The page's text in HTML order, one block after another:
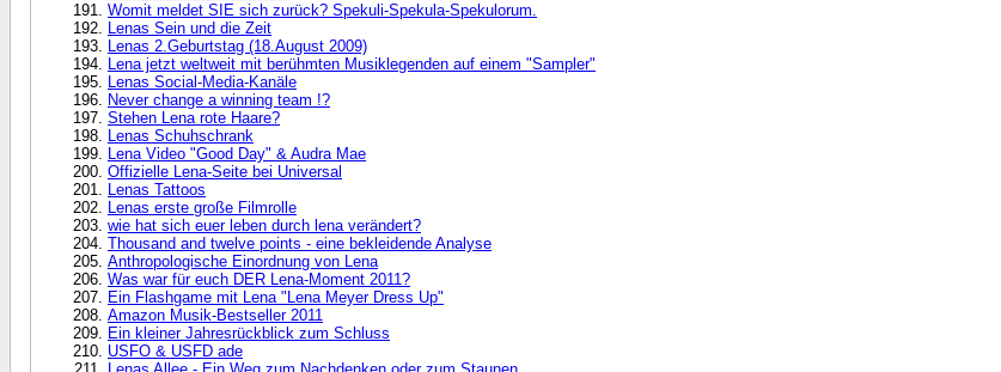
Womit meldet SIE sich zurück? Spekuli-Spekula-Spekulorum.
Lenas Sein und die Zeit
Lenas 2.Geburtstag (18.August 2009)
Lena jetzt weltweit mit berühmten Musiklegenden auf einem "Sampler"
Lenas Social-Media-Kanäle
Never change a winning team !?
Stehen Lena rote Haare?
Lenas Schuhschrank
Lena Video "Good Day" & Audra Mae
Offizielle Lena-Seite bei Universal
Lenas Tattoos
Lenas erste große Filmrolle
wie hat sich euer leben durch lena verändert?
Thousand and twelve points - eine bekleidende Analyse
Anthropologische Einordnung von Lena
Was war für euch DER Lena-Moment 2011?
Ein Flashgame mit Lena "Lena Meyer Dress Up"
Amazon Musik-Bestseller 2011
Ein kleiner Jahresrückblick zum Schluss
USFO & USFD ade